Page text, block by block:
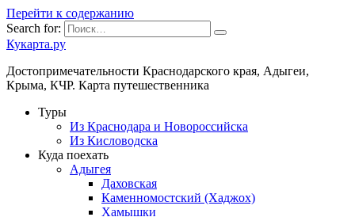
Перейти к содержанию
Search for:
Кукарта.ру
Достопримечательности Краснодарского края, Адыгеи,
Крыма, КЧР. Карта путешественника
Туры
Из Краснодара и Новороссийска
Из Кисловодска
Куда поехать
Адыгея
Даховская
Каменномостский (Хаджох)
Хамышки